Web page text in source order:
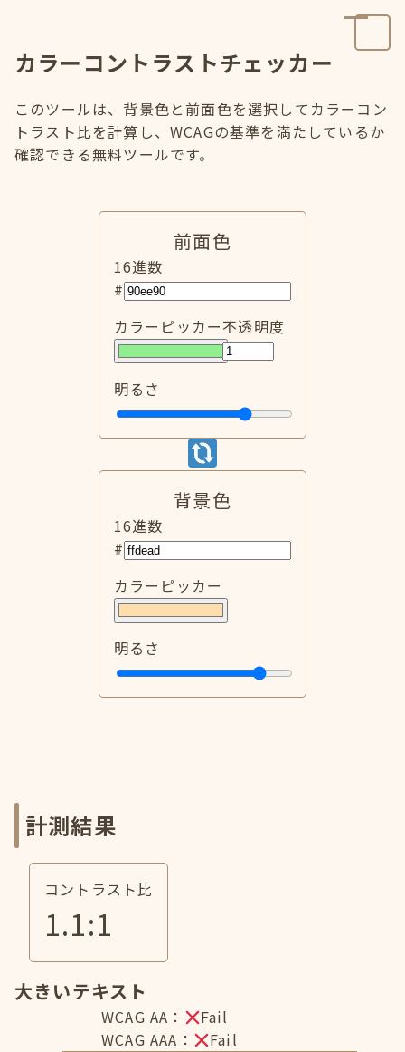
カラーコントラストチェッカー
このツールは、背景色と前面色を選択してカラーコン
トラスト比を計算し、WCAGの基準を満たしているか
確認できる無料ツールです。
前面色
16進数
#
カラーピッカー不透明度
明るさ
背景色
16進数
#
カラーピッカー
明るさ
計測結果
コントラスト比
1.1:1
大きいテキスト
WCAG AA：
Fail
WCAG AAA：
Fail